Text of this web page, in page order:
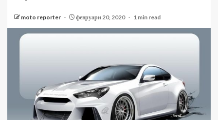
moto reporter февруари 20, 2020 1 min read